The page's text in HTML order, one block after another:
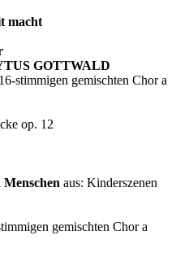
macht
GOTTWALD
stimmigen gemischten Chor a
op. 12
aus: Kinderszenen
gemischten Chor a